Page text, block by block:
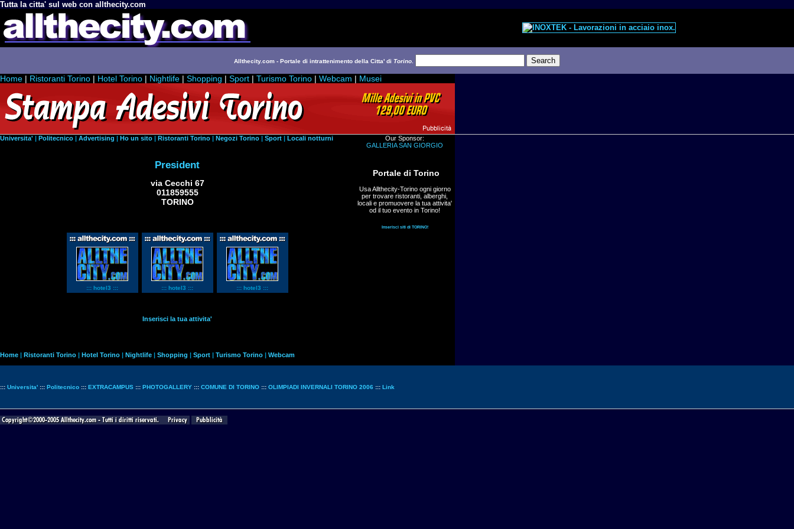
Tutta la citta' sul web con allthecity.com
Allthecity.com - Portale di intrattenimento della Citta' di Torino
Home | Ristoranti Torino | Hotel Torino | Nightlife | Shopping | Sport | Turismo Torino | Webcam | Musei
Universita' | Politecnico | Advertising | Ho un sito | Ristoranti Torino | Negozi Torino | Sport | Locali notturni
Our Sponsor:
GALLERIA SAN GIORGIO
Portale di Torino
Usa Allthecity-Torino ogni giorno
per trovare ristoranti, alberghi,
locali e promuovere la tua attivita'
od il tuo evento in Torino!
Inserisci siti di TORINO!
President
via Cecchi 67
011859555
TORINO
::: hotel3 ::: ::: hotel3 ::: ::: hotel3 :::
Inserisci la tua attivita'
Home | Ristoranti Torino | Hotel Torino | Nightlife | Shopping | Sport | Turismo Torino | Webcam
::: Universita' ::: Politecnico ::: EXTRACAMPUS ::: PHOTOGALLERY ::: COMUNE DI TORINO ::: OLIMPIADI INVERNALI TORINO 2006 ::: Link